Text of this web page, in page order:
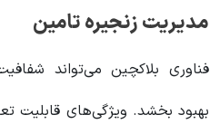
مدیریت زنجیره تامین
فناوری بلاکچین می‌تواند